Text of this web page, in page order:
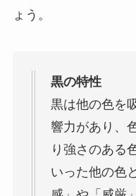
ょう。
黒の特性
黒は他の色を
響力があり、
り強さのある
いった他の色